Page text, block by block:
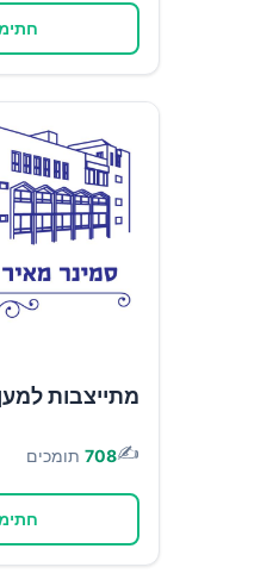
מתייצבות
✍️
708 תומכים